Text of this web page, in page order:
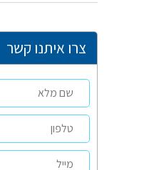
צרו איתנו קשר